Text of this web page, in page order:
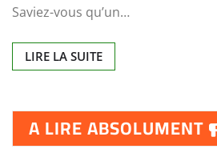
Saviez-vous qu’un…
LIRE LA SUITE
A LIRE ABSOLUMENT